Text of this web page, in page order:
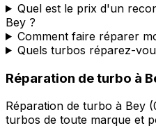
Quel est le prix d'un
Bey ?
Comment faire réparer
Quels turbos réparez-
Réparation de turbo à
Réparation de turbo à Bey (
turbos de toute marque et